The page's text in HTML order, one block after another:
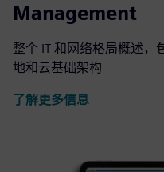
Management
整个 IT 和网络格局概述，
地和云基础架构
了解更多信息